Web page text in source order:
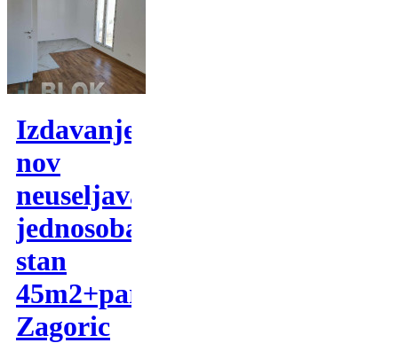
Izdavanje,
nov
neuseljavan
jednosoban
stan
45m2+parking-
Zagoric